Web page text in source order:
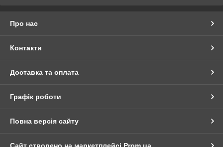
Про нас
Контакти
Доставка та оплата
Графік роботи
Повна версія сайту